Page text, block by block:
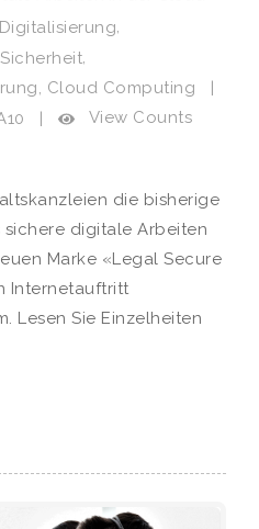
Digitalisierung,
Sicherheit,
Cloud Computing
|
|
View Counts
die bisherige
digitale Arbeiten
Marke «Legal Secure
Internetauftritt
Lesen Sie Einzelheiten